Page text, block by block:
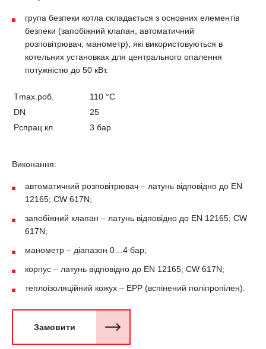
група безпеки котла складається з основних елементів
безпеки (запобіжний клапан, автоматичний
розповітрювач, манометр), які використовуються в
котельних установках для центрального опалення
потужністю до 50 кВт.
Tmax.роб.
110 °С
DN
25
Рспрац.кл.
3 бар
Виконання:
автоматичний розповітрювач – латунь відповідно до EN
12165; CW 617N;
запобіжний клапан – латунь відповідно до EN 12165; CW
617N;
манометр – діапазон 0…4 бар;
корпус – латунь відповідно до EN 12165; CW 617N;
теплоізоляційний кожух – EPP (вспінений поліпропілен).
Замовити